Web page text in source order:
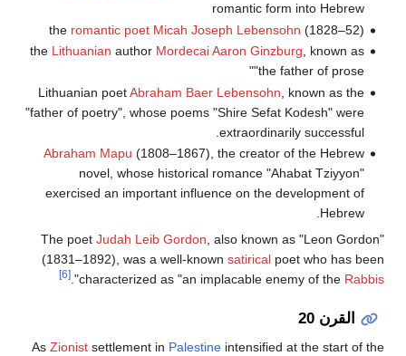
romantic form into Hebrew
the romantic poet Micah Joseph Lebensohn (1828–52)
the Lithuanian author Mordecai Aaron Ginzburg , known as
"the father of prose"
Lithuanian poetAbraham Baer Lebensohn , known as the
"father of poetry", whose poems "Shire Sefat Kodesh" were
extraordinarily successful.
Abraham Mapu (1808–1867), the creator of the Hebrew
novel, whose historical romance "Ahabat Tziyyon"
exercised an important influence on the development of
Hebrew.
The poet Judah Leib Gordon , also known as "Leon Gordon"
(1831–1892), was a well-known satirical poet who has been
characterized as "an implacable enemy of the Rabbis
".
[6]
القرن 20
As Zionist settlement in Palestine intensified at the start of the